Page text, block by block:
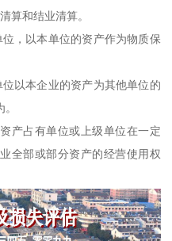
算和结业清算。
，以本单位的资产作为物质保
以本企业的资产为其他单位的
产占有单位或上级单位在一定
全部或部分资产的经营使用权